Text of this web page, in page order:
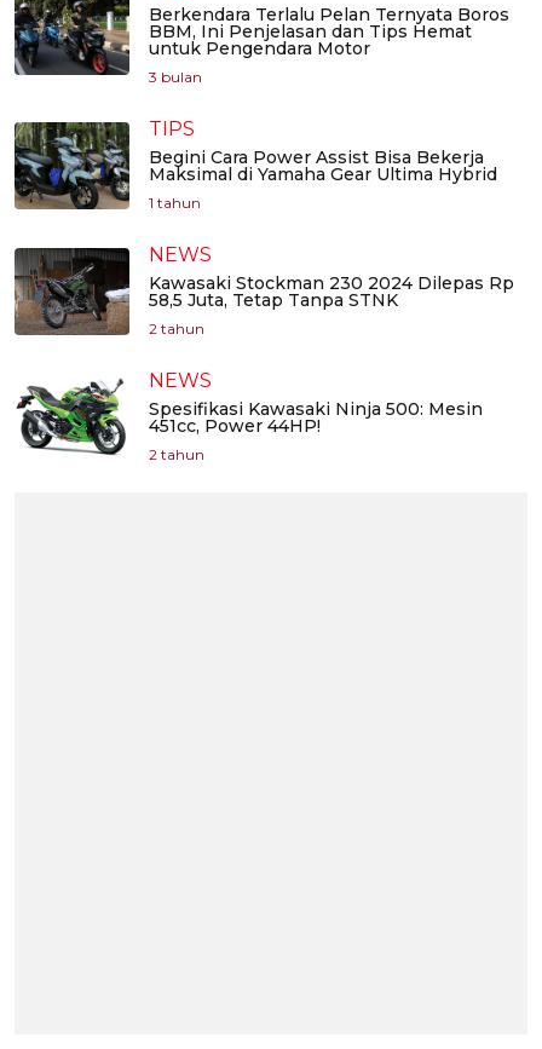
Berkendara Terlalu Pelan Ternyata Boros
BBM, Ini Penjelasan dan Tips Hemat
untuk Pengendara Motor
3 bulan
TIPS
Begini Cara Power Assist Bisa Bekerja
Maksimal di Yamaha Gear Ultima Hybrid
1 tahun
NEWS
Kawasaki Stockman 230 2024 Dilepas Rp
58,5 Juta, Tetap Tanpa STNK
2 tahun
NEWS
Spesifikasi Kawasaki Ninja 500: Mesin
451cc, Power 44HP!
2 tahun